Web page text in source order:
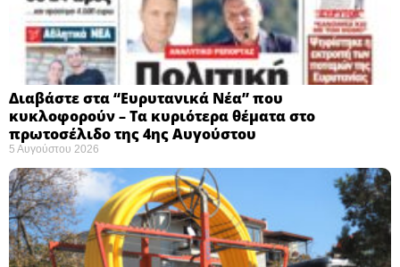
Διαβάστε στα “Ευρυτανικά Νέα” που
κυκλοφορούν – Τα κυριότερα θέματα στο
πρωτοσέλιδο της 4ης Αυγούστου
5 Αυγούστου 2026